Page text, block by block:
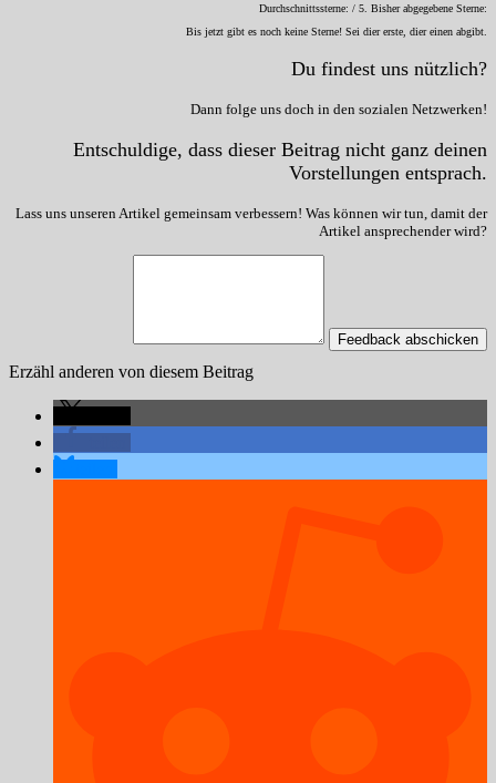
Durchschnittssterne: / 5. Bisher abgegebene Sterne:
Bis jetzt gibt es noch keine Sterne! Sei dier erste, dier einen abgibt.
Du findest uns nützlich?
Dann folge uns doch in den sozialen Netzwerken!
Entschuldige, dass dieser Beitrag nicht ganz deinen
Vorstellungen entsprach.
Lass uns unseren Artikel gemeinsam verbessern! Was können wir tun, damit der
Artikel ansprechender wird?
Feedback abschicken
Erzähl anderen von diesem Beitrag